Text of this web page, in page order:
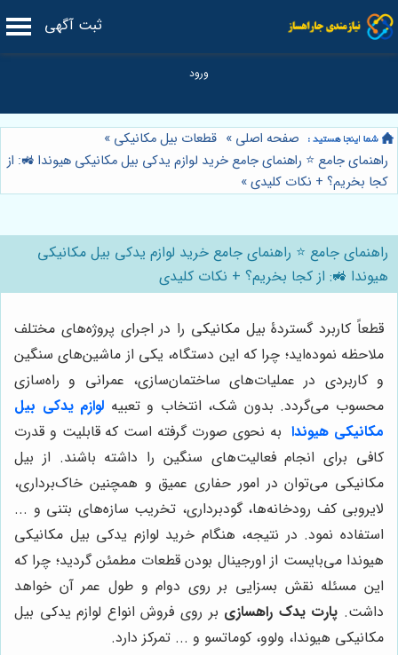
ثبت آگهی
صفحه اصلی » قطعات بیل مکانیکی »
راهنمای جامع ⭐️ راهنمای جامع خرید لوازم یدکی بیل مکانیکی هیوندا 🚜: از
کجا بخریم؟ + نکات کلیدی»
راهنمای جامع ⭐️ راهنمای جامع خرید لوازم یدکی بیل مکانیکی
هیوندا 🚜: از کجا بخریم؟ + نکات کلیدی
قطعاً کاربرد گستردۀ بیل مکانیکی را در اجرای پروژه‌های مختلف
ملاحظه نموده‌اید؛ چرا که این دستگاه، یکی از ماشین‌های سنگین
و کاربردی در عملیات‌های ساختمان‌سازی، عمرانی و راه‌سازی
محسوب می‌گردد. بدون شک، انتخاب و تعبیه لوازم یدکی بیل
مکانیکی هیوندا به نحوی صورت گرفته است که قابلیت و قدرت
کافی برای انجام فعالیت‌های سنگین را داشته باشند. از بیل
مکانیکی می‌توان در امور حفاری عمیق و همچنین خاک‌برداری،
لایروبی کف رودخانه‌ها، گودبرداری، تخریب سازه‌های بتنی و ...
استفاده نمود. در نتیجه، هنگام خرید لوازم یدکی بیل مکانیکی
هیوندا می‌بایست از اورجینال بودن قطعات مطمئن گردید؛ چرا که
این مسئله نقش بسزایی بر روی دوام و طول عمر آن خواهد
داشت. پارت یدک راهسازی بر روی فروش انواع لوازم یدکی بیل
مکانیکی هیوندا، ولوو، کوماتسو و ... تمرکز دارد.